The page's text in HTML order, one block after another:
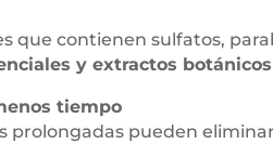
que contienen sulfatos,
y extractos
tiempo
prolongadas pueden